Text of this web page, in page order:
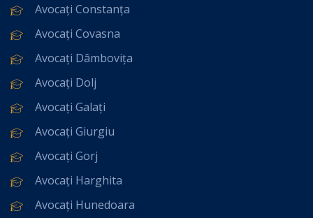
Avocați Constanța
Avocați Covasna
Avocați Dâmbovița
Avocați Dolj
Avocați Galați
Avocați Giurgiu
Avocați Gorj
Avocați Harghita
Avocați Hunedoara